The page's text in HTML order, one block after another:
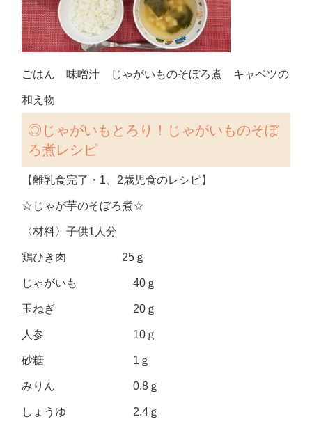
ごはん 味噌汁 じゃがいものそぼろ煮 キャベツの
和え物
◎ じゃがいもとろり！じゃがいものそぼ
ろ煮レシピ
【離乳食完了・1、2歳児食のレシピ】
☆じゃが芋のそぼろ煮☆
〈材料〉子供1人分
鶏ひき肉 25ｇ
じゃがいも 40ｇ
玉ねぎ 20ｇ
人参 10ｇ
砂糖 1ｇ
みりん 0.8ｇ
しょうゆ 2.4ｇ